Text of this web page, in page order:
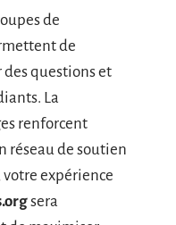
de
de
des questions et
La
renforcent
réseau de soutien
votre expérience
sera